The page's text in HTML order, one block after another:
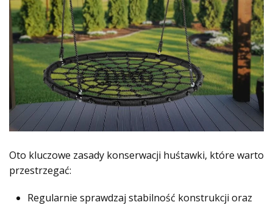
Oto kluczowe zasady konserwacji huśtawki, które warto
przestrzegać:
Regularnie sprawdzaj stabilność konstrukcji oraz